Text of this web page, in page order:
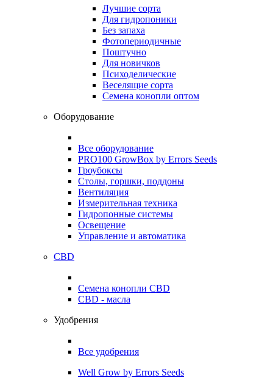
Лучшие сорта
Для гидропоники
Без запаха
Фотопериодичные
Поштучно
Для новичков
Психоделические
Веселящие сорта
Семена конопли оптом
Оборудование
Все оборудование
PRO100 GrowBox by Errors Seeds
Гроубоксы
Столы, горшки, поддоны
Вентиляция
Измерительная техника
Гидропонные системы
Освещение
Управление и автоматика
CBD
Семена конопли CBD
CBD - масла
Удобрения
Все удобрения
Well Grow by Errors Seeds